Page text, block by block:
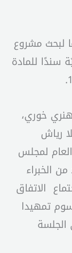
لبحث مشروع
سندًا للمادة
خوري،
رياش
لمجلس
الخبراء
الاتفاق
تمهيدا